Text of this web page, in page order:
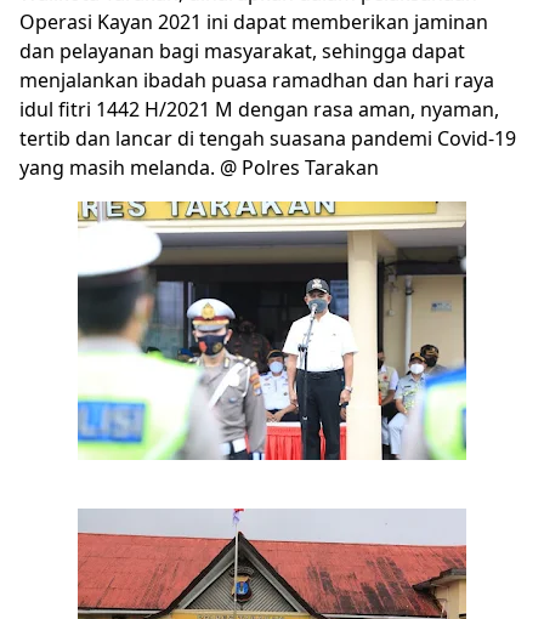
Operasi Kayan 2021 ini dapat memberikan jaminan
dan pelayanan bagi masyarakat, sehingga dapat
menjalankan ibadah puasa ramadhan dan hari raya
idul fitri 1442 H/2021 M dengan rasa aman, nyaman,
tertib dan lancar di tengah suasana pandemi Covid-19
yang masih melanda. @ Polres Tarakan